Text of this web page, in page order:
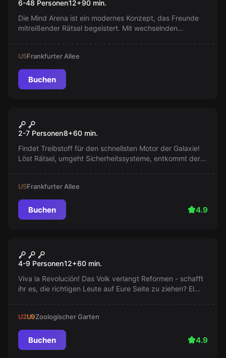
6-48 Personen12+90 min.
Die Mind Arena ist ein modernes Konzept, das Freunde
mitreißender Rätsel begeistert. Mit wechselnden
spannend.
U5Frankfurter Allee
Buchen
Mission ins Ungewisse
2-7 Personen8+60 min.
Findet Treibstoff für den schnellsten Motor der Galaxie!
Löst Rätsel, umgeht Sicherheitssysteme, entkommt der
U5Frankfurter Allee
Buchen 4.9
Revolución Olé
4-9 Personen12+60 min.
Viva la Revolución! Das Volk verlangt Reformen - schafft
ihr es, die richtigen Leute auf Eure Seite zu ziehen? El
U2U9Zoologischer Garten
Buchen 4.9